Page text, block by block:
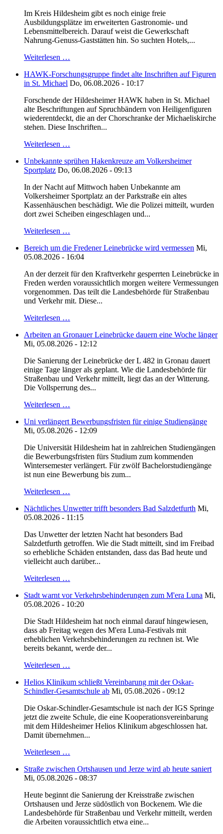
Im Kreis Hildesheim gibt es noch einige freie
Ausbildungsplätze im erweiterten Gastronomie- und
Lebensmittelbereich. Darauf weist die Gewerkschaft
Nahrung-Genuss-Gaststätten hin. So suchten Hotels,...
Weiterlesen …
HAWK-Forschungsgruppe findet alte Inschriften auf Figuren
in St. Michael Do, 06.08.2026 - 10:17
Forschende der Hildesheimer HAWK haben in St. Michael
alte Beschriftungen auf Spruchbändern von Heiligenfiguren
wiederentdeckt, die an der Chorschranke der Michaeliskirche
stehen. Diese Inschriften...
Weiterlesen …
Unbekannte sprühen Hakenkreuze am Volkersheimer
Sportplatz Do, 06.08.2026 - 09:13
In der Nacht auf Mittwoch haben Unbekannte am
Volkersheimer Sportplatz an der Parkstraße ein altes
Kassenhäuschen beschädigt. Wie die Polizei mitteilt, wurden
dort zwei Scheiben eingeschlagen und...
Weiterlesen …
Bereich um die Fredener Leinebrücke wird vermessen Mi,
05.08.2026 - 16:04
An der derzeit für den Kraftverkehr gesperrten Leinebrücke in
Freden werden voraussichtlich morgen weitere Vermessungen
vorgenommen. Das teilt die Landesbehörde für Straßenbau
und Verkehr mit. Diese...
Weiterlesen …
Arbeiten an Gronauer Leinebrücke dauern eine Woche länger
Mi, 05.08.2026 - 12:12
Die Sanierung der Leinebrücke der L 482 in Gronau dauert
einige Tage länger als geplant. Wie die Landesbehörde für
Straßenbau und Verkehr mitteilt, liegt das an der Witterung.
Die Vollsperrung des...
Weiterlesen …
Uni verlängert Bewerbungsfristen für einige Studiengänge
Mi, 05.08.2026 - 12:09
Die Universität Hildesheim hat in zahlreichen Studiengängen
die Bewerbungsfristen fürs Studium zum kommenden
Wintersemester verlängert. Für zwölf Bachelorstudiengänge
ist nun eine Bewerbung bis zum...
Weiterlesen …
Nächtliches Unwetter trifft besonders Bad Salzdetfurth Mi,
05.08.2026 - 11:15
Das Unwetter der letzten Nacht hat besonders Bad
Salzdetfurth getroffen. Wie die Stadt mitteilt, sind im Freibad
so erhebliche Schäden entstanden, dass das Bad heute und
vielleicht auch darüber...
Weiterlesen …
Stadt warnt vor Verkehrsbehinderungen zum M'era Luna Mi,
05.08.2026 - 10:20
Die Stadt Hildesheim hat noch einmal darauf hingewiesen,
dass ab Freitag wegen des M'era Luna-Festivals mit
erheblichen Verkehrsbehinderungen zu rechnen ist. Wie
bereits bekannt, werde der...
Weiterlesen …
Helios Klinikum schließt Vereinbarung mit der Oskar-
Schindler-Gesamtschule ab Mi, 05.08.2026 - 09:12
Die Oskar-Schindler-Gesamtschule ist nach der IGS Springe
jetzt die zweite Schule, die eine Kooperationsvereinbarung
mit dem Hildesheimer Helios Klinikum abgeschlossen hat.
Damit übernehmen...
Weiterlesen …
Straße zwischen Ortshausen und Jerze wird ab heute saniert
Mi, 05.08.2026 - 08:37
Heute beginnt die Sanierung der Kreisstraße zwischen
Ortshausen und Jerze südöstlich von Bockenem. Wie die
Landesbehörde für Straßenbau und Verkehr mitteilt, werden
die Arbeiten voraussichtlich etwa eine...